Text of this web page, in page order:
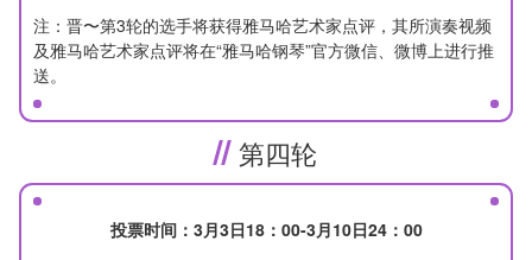
注：晋〜第3轮的选手将获得雅马哈艺术家点评，其所演奏视频
及雅马哈艺术家点评将在“雅马哈钢琴”官方微信、微博上进行推
送。
第四轮
投票时间：3月3日18：00-3月10日24：00